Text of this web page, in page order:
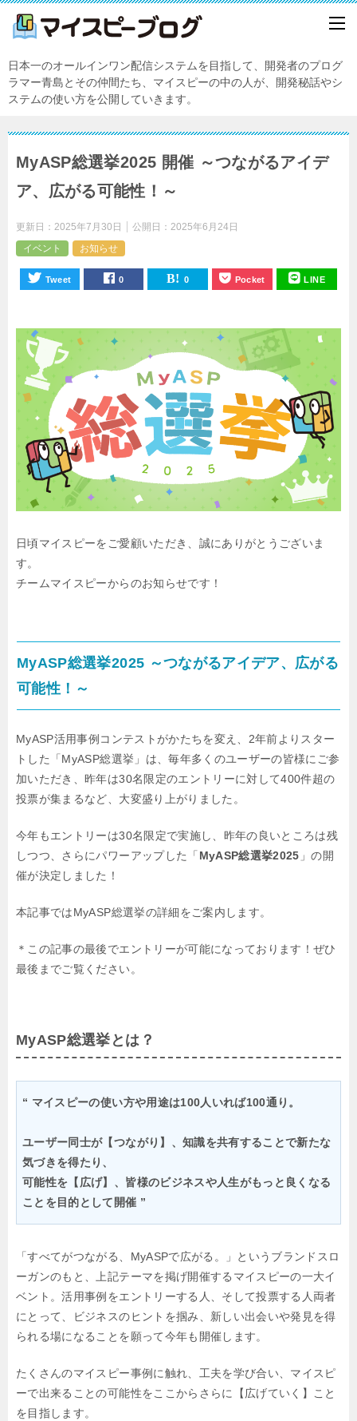
日本一のオールインワン配信システムを目指して、開発者のプログ
ラマー青島とその仲間たち、マイスピーの中の人が、開発秘話やシ
ステムの使い方を公開していきます。
MyASP総選挙2025 開催 ～つながるアイデ
ア、広がる可能性！～
更新日： 2025年7月30日 公開日： 2025年6月24日
イベント
お知らせ
Tweet 0 0 Pocket LINE
日頃マイスピーをご愛顧いただき、誠にありがとうございま
す。
チームマイスピーからのお知らせです！
MyASP総選挙2025 ～つながるアイデア、広がる
可能性！～
MyASP活用事例コンテストがかたちを変え、2年前よりスター
トした「MyASP総選挙」は、毎年多くのユーザーの皆様にご参
加いただき、昨年は30名限定のエントリーに対して400件超の
投票が集まるなど、大変盛り上がりました。
今年もエントリーは30名限定で実施し、昨年の良いところは残
しつつ、さらにパワーアップした「 MyASP総選挙2025 」の開
催が決定しました！
本記事ではMyASP総選挙の詳細をご案内します。
＊この記事の最後でエントリーが可能になっております！ぜひ
最後までご覧ください。
MyASP総選挙とは？
“ マイスピーの使い方や用途は100人いれば100通り。
ユーザー同士が【つながり】、知識を共有することで新たな
気づきを得たり、
可能性を【広げ】、皆様のビジネスや人生がもっと良くなる
ことを目的として開催 ”
「すべてがつながる、MyASPで広がる。」というブランドスロ
ーガンのもと、上記テーマを掲げ開催するマイスピーの一大イ
ベント。活用事例をエントリーする人、そして投票する人両者
にとって、ビジネスのヒントを掴み、新しい出会いや発見を得
られる場になることを願って今年も開催します。
たくさんのマイスピー事例に触れ、工夫を学び合い、マイスピ
ーで出来ることの可能性をここからさらに【広げていく】こと
を目指します。